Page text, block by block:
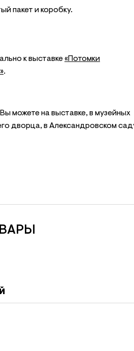
пакет и коробку.
к выставке«Потомки
.
можете на выставке, в музейных
дворца, в Александровском